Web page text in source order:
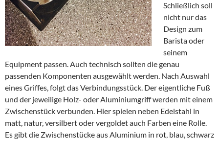
Schließlich soll
nicht nur das
Design zum
Barista oder
seinem
Equipment passen. Auch technisch sollten die genau
passenden Komponenten ausgewählt werden. Nach Auswahl
eines Griffes, folgt das Verbindungsstück. Der eigentliche Fuß
und der jeweilige Holz- oder Aluminiumgriff werden mit einem
Zwischenstück verbunden. Hier spielen neben Edelstahl in
matt, natur, versilbert oder vergoldet auch Farben eine Rolle.
Es gibt die Zwischenstücke aus Aluminium in rot, blau, schwarz